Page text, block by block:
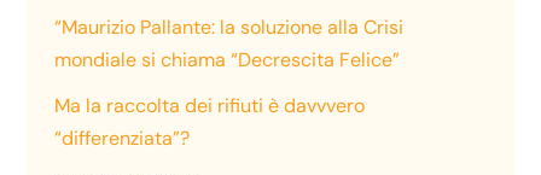
“Maurizio Pallante: la soluzione alla Crisi
mondiale si chiama “Decrescita Felice”
Ma la raccolta dei rifiuti è davvvero
“differenziata”?